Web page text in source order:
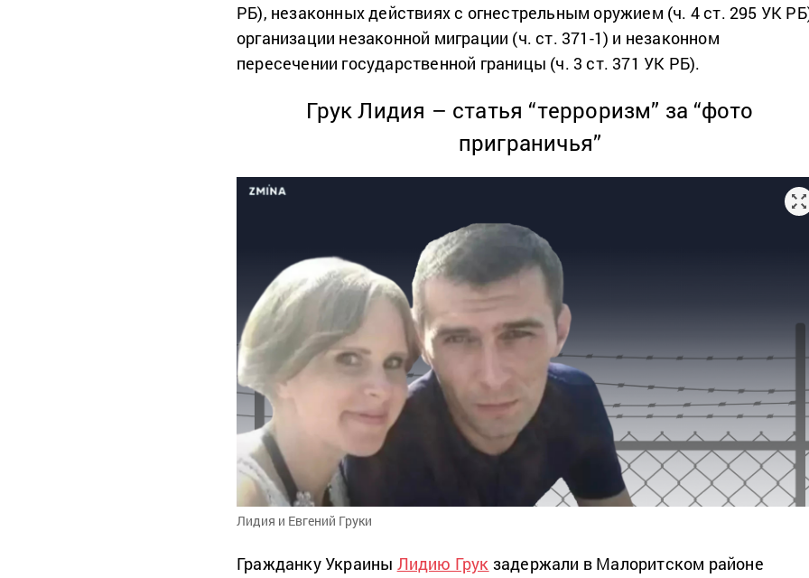
РБ), незаконных действиях с огнестрельным оружием (ч. 4 ст. 295 УК
организации незаконной миграции (ч. ст. 371-1) и незаконном
пересечении государственной границы (ч. 3 ст. 371 УК РБ).
Грук Лидия – статья “терроризм” за “фото
приграничья”
Лидия и Евгений Груки
Гражданку Украины Лидию Грук задержали в Малоритском районе